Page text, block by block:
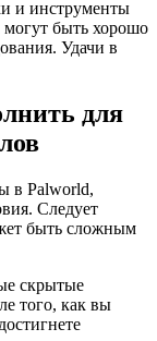
и инструменты
могут быть хорошо
Удачи в
для
в Palworld,
Следует
быть сложным
скрытые
того, как вы